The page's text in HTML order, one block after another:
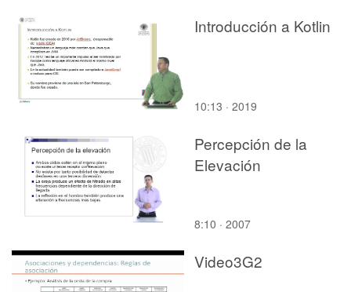
Introducción a Kotlin
10:13 · 2019
Percepción de la
Elevación
8:10 · 2007
Video3G2